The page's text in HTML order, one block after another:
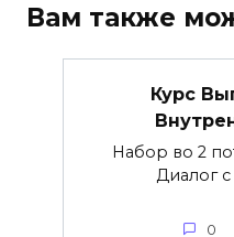
Вам также
Курс
Набор во 2
Диалог
0